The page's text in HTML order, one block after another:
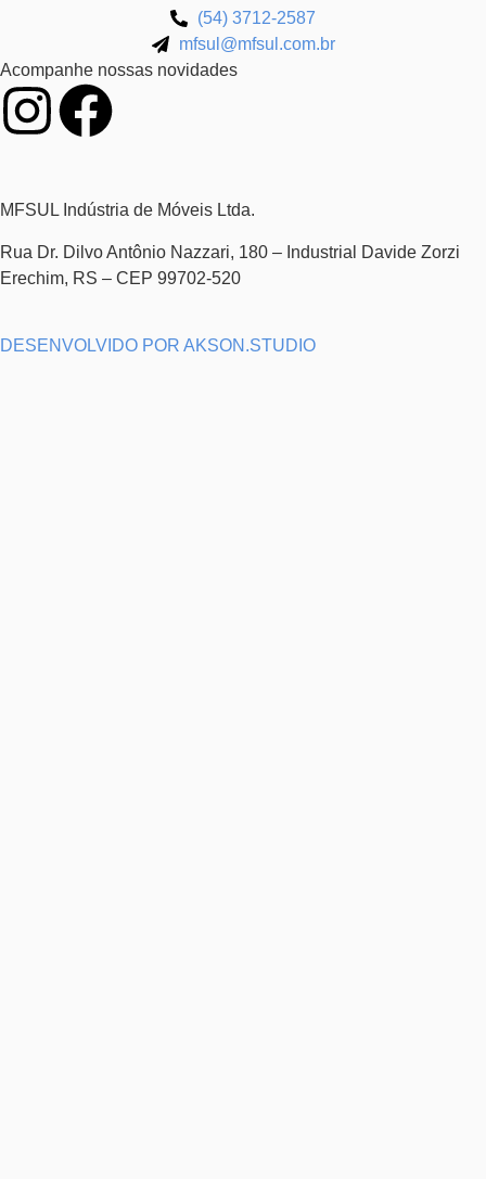
(54) 3712-2587
mfsul@mfsul.com.br
Acompanhe nossas novidades
MFSUL Indústria de Móveis Ltda.
Rua Dr. Dilvo Antônio Nazzari, 180 – Industrial Davide Zorzi
Erechim, RS – CEP 99702-520
DESENVOLVIDO POR AKSON.STUDIO